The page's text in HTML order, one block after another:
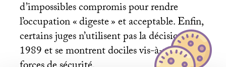
d’impossibles compromis pour rendre
l’occupation «digeste» et acceptable. Enfin,
certains juges n’utilisent pas la décision de
1989 et se montrent dociles vis-à-vis des